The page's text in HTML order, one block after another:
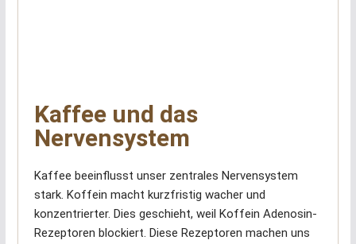
Kaffee und das
Nervensystem
Kaffee beeinflusst unser zentrales Nervensystem
stark. Koffein macht kurzfristig wacher und
konzentrierter. Dies geschieht, weil Koffein Adenosin-
Rezeptoren blockiert. Diese Rezeptoren machen uns